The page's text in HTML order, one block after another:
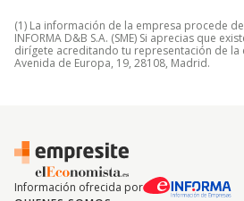
(1) La información de la empresa procede
INFORMA D&B S.A. (SME) Si aprecias que
dirígete acreditando tu representación de la
Avenida de Europa, 19, 28108, Madrid.
Información ofrecida por